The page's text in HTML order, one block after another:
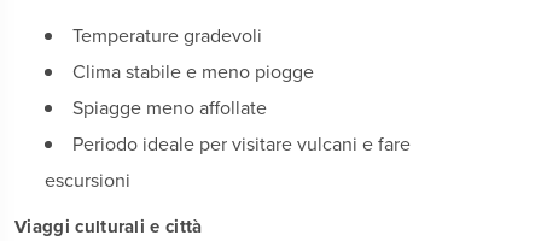
Temperature gradevoli
Clima stabile e meno piogge
Spiagge meno affollate
Periodo ideale per visitare vulcani e fare
escursioni
Viaggi culturali e città